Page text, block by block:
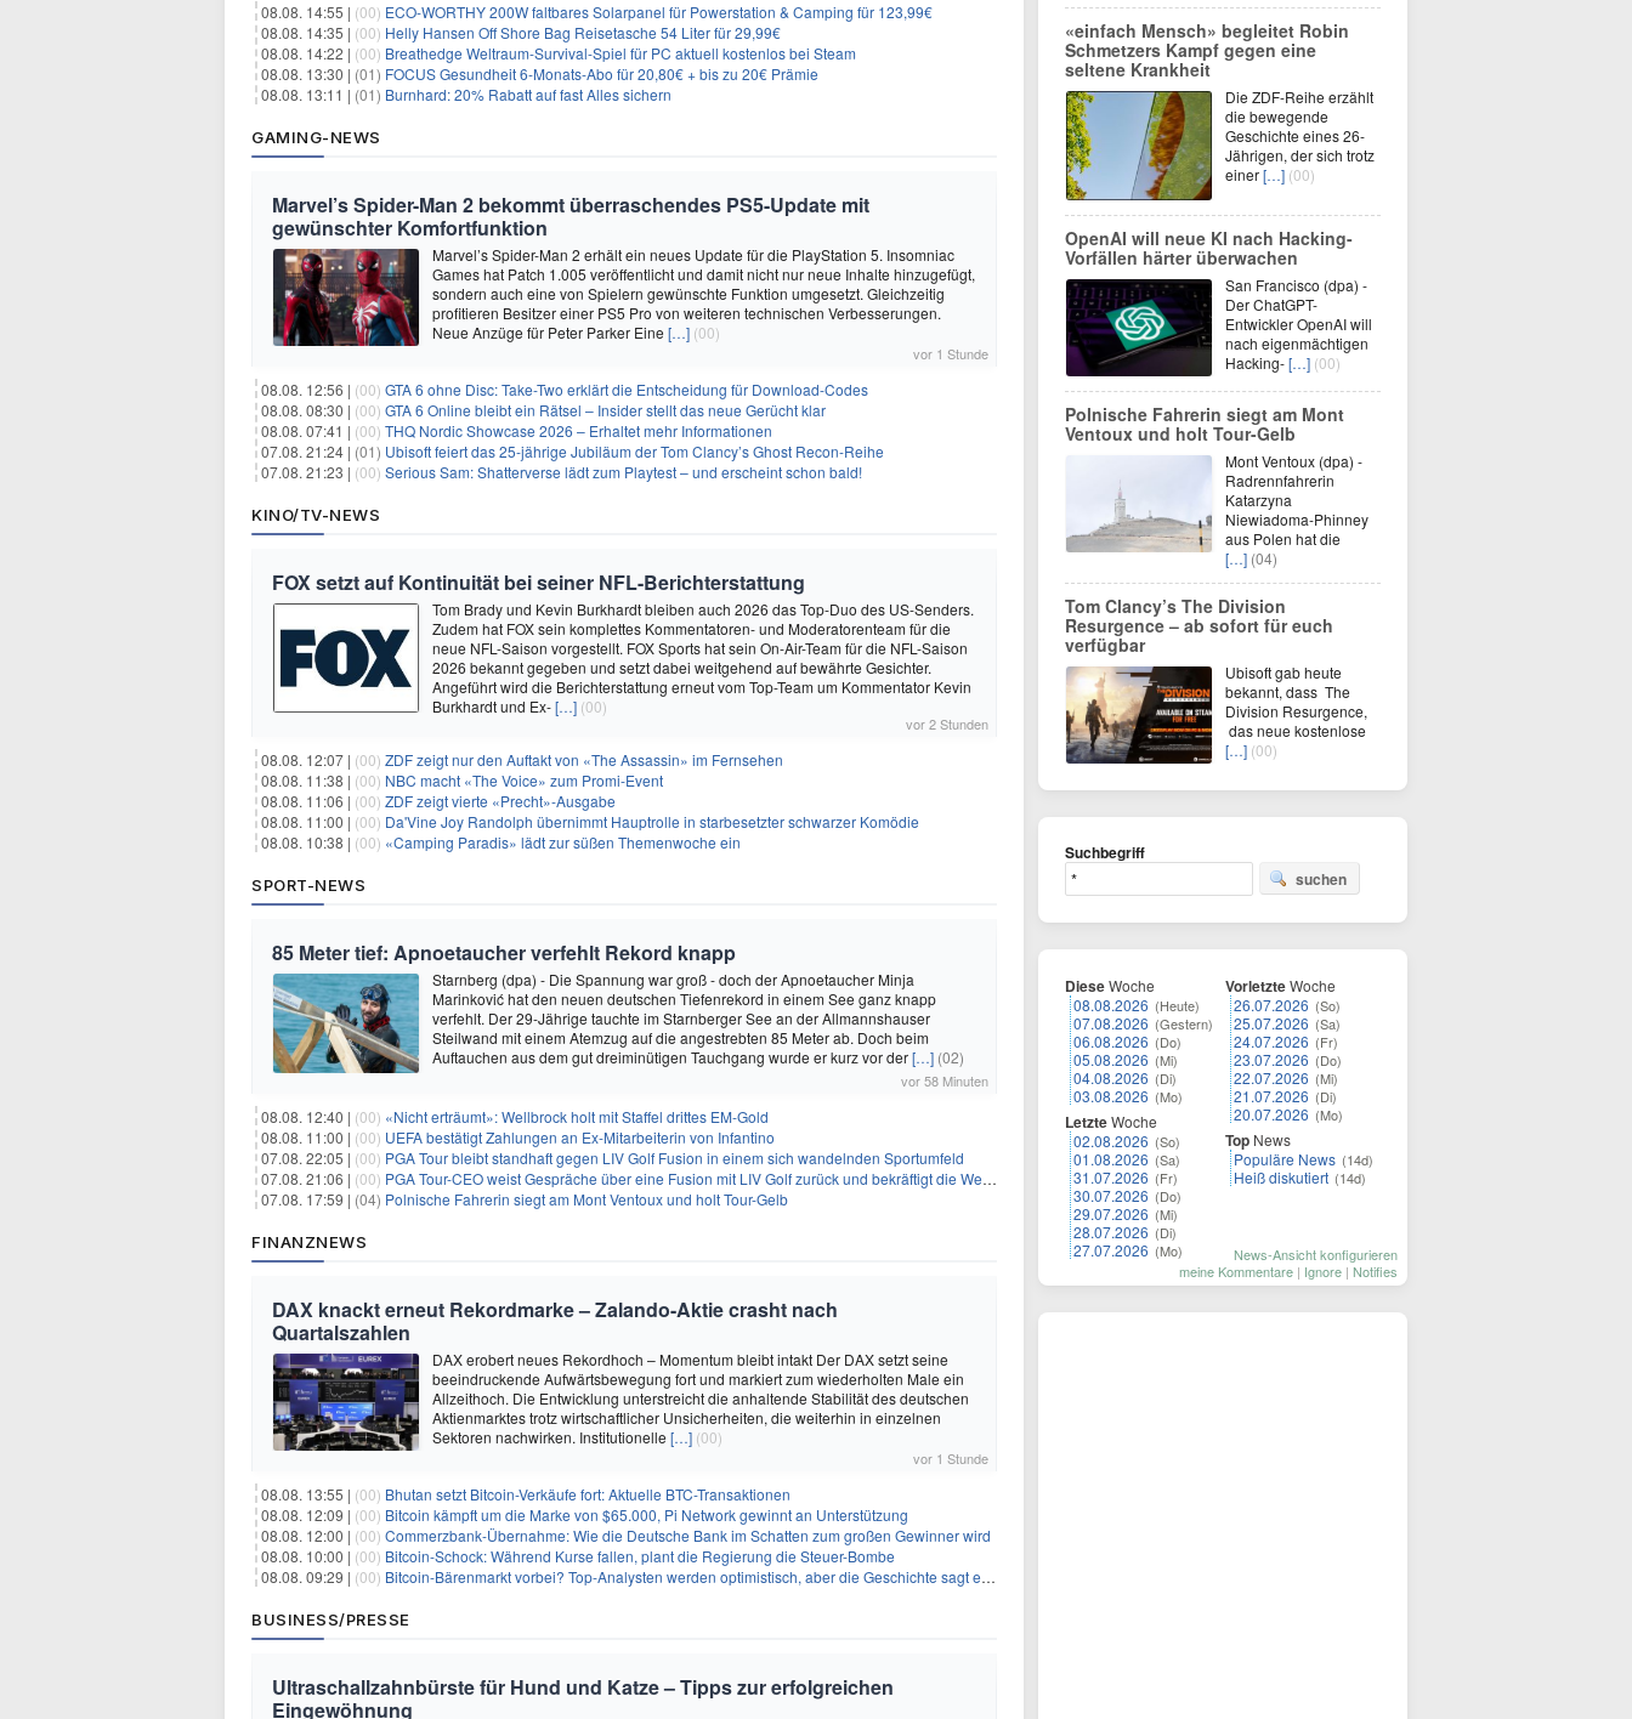
08.08. 14:55 | (00) ECO-WORTHY 200W faltbares Solarpanel für Powerstation & Camping für 123,99€
08.08. 14:35 | (00) Helly Hansen Off Shore Bag Reisetasche 54 Liter für 29,99€
08.08. 14:22 | (00) Breathedge Weltraum-Survival-Spiel für PC aktuell kostenlos bei Steam
08.08. 13:30 | (01) FOCUS Gesundheit 6-Monats-Abo für 20,80€ + bis zu 20€ Prämie
08.08. 13:11 | (01) Burnhard: 20% Rabatt auf fast Alles sichern
GAMING-NEWS
Marvel’s Spider-Man 2 bekommt überraschendes PS5-Update mit
gewünschter Komfortfunktion
Marvel’s Spider-Man 2 erhält ein neues Update für die PlayStation 5. Insomniac
Games hat Patch 1.005 veröffentlicht und damit nicht nur neue Inhalte hinzugefügt,
sondern auch eine von Spielern gewünschte Funktion umgesetzt. Gleichzeitig
profitieren Besitzer einer PS5 Pro von weiteren technischen Verbesserungen.
Neue Anzüge für Peter Parker Eine […] (00)
vor 1 Stunde
08.08. 12:56 | (00) GTA 6 ohne Disc: Take-Two erklärt die Entscheidung für Download-Codes
08.08. 08:30 | (00) GTA 6 Online bleibt ein Rätsel – Insider stellt das neue Gerücht klar
08.08. 07:41 | (00) THQ Nordic Showcase 2026 – Erhaltet mehr Informationen
07.08. 21:24 | (01) Ubisoft feiert das 25-jährige Jubiläum der Tom Clancy’s Ghost Recon-Reihe
07.08. 21:23 | (00) Serious Sam: Shatterverse lädt zum Playtest – und erscheint schon bald!
KINO/TV-NEWS
FOX setzt auf Kontinuität bei seiner NFL-Berichterstattung
Tom Brady und Kevin Burkhardt bleiben auch 2026 das Top-Duo des US-Senders.
Zudem hat FOX sein komplettes Kommentatoren- und Moderatorenteam für die
neue NFL-Saison vorgestellt. FOX Sports hat sein On-Air-Team für die NFL-Saison
2026 bekannt gegeben und setzt dabei weitgehend auf bewährte Gesichter.
Angeführt wird die Berichterstattung erneut vom Top-Team um Kommentator Kevin
Burkhardt und Ex-[…] (00)
vor 2 Stunden
08.08. 12:07 | (00) ZDF zeigt nur den Auftakt von «The Assassin» im Fernsehen
08.08. 11:38 | (00) NBC macht «The Voice» zum Promi-Event
08.08. 11:06 | (00) ZDF zeigt vierte «Precht»-Ausgabe
08.08. 11:00 | (00) Da'Vine Joy Randolph übernimmt Hauptrolle in starbesetzter schwarzer Komödie
08.08. 10:38 | (00) «Camping Paradis» lädt zur süßen Themenwoche ein
SPORT-NEWS
85 Meter tief: Apnoetaucher verfehlt Rekord knapp
Starnberg (dpa) - Die Spannung war groß - doch der Apnoetaucher Minja
Marinković hat den neuen deutschen Tiefenrekord in einem See ganz knapp
verfehlt. Der 29-Jährige tauchte im Starnberger See an der Allmannshauser
Steilwand mit einem Atemzug auf die angestrebten 85 Meter ab. Doch beim
Auftauchen aus dem gut dreiminütigen Tauchgang wurde er kurz vor der[…] (02)
vor 58 Minuten
08.08. 12:40 | (00) «Nicht erträumt»: Wellbrock holt mit Staffel drittes EM-Gold
08.08. 11:00 | (00) UEFA bestätigt Zahlungen an Ex-Mitarbeiterin von Infantino
07.08. 22:05 | (00) PGA Tour bleibt standhaft gegen LIV Golf Fusion in einem sich wandelnden Sportumfeld
07.08. 21:06 | (00) PGA Tour-CEO weist Gespräche über eine Fusion mit LIV Golf zurück und bekräftigt die Wettbewerbslandschaft
07.08. 17:59 | (04) Polnische Fahrerin siegt am Mont Ventoux und holt Tour-Gelb
FINANZNEWS
DAX knackt erneut Rekordmarke – Zalando-Aktie crasht nach
Quartalszahlen
DAX erobert neues Rekordhoch – Momentum bleibt intakt Der DAX setzt seine
beeindruckende Aufwärtsbewegung fort und markiert zum wiederholten Male ein
Allzeithoch. Die Entwicklung unterstreicht die anhaltende Stabilität des deutschen
Aktienmarktes trotz wirtschaftlicher Unsicherheiten, die weiterhin in einzelnen
Sektoren nachwirken. Institutionelle […] (00)
vor 1 Stunde
08.08. 13:55 | (00) Bhutan setzt Bitcoin-Verkäufe fort: Aktuelle BTC-Transaktionen
08.08. 12:09 | (00) Bitcoin kämpft um die Marke von $65.000, Pi Network gewinnt an Unterstützung
08.08. 12:00 | (00) Commerzbank-Übernahme: Wie die Deutsche Bank im Schatten zum großen Gewinner wird
08.08. 10:00 | (00) Bitcoin-Schock: Während Kurse fallen, plant die Regierung die Steuer-Bombe
08.08. 09:29 | (00) Bitcoin-Bärenmarkt vorbei? Top-Analysten werden optimistisch, aber die Geschichte sagt etwas anderes
BUSINESS/PRESSE
Ultraschallzahnbürste für Hund und Katze – Tipps zur erfolgreichen
Eingewöhnung
«einfach Mensch» begleitet Robin
Schmetzers Kampf gegen eine
seltene Krankheit
Die ZDF-Reihe erzählt
die bewegende
Geschichte eines 26-
Jährigen, der sich trotz
einer[…] (00)
OpenAI will neue KI nach Hacking-
Vorfällen härter überwachen
San Francisco (dpa) -
Der ChatGPT-
Entwickler OpenAI will
nach eigenmächtigen
Hacking-[…] (00)
Polnische Fahrerin siegt am Mont
Ventoux und holt Tour-Gelb
Mont Ventoux (dpa) -
Radrennfahrerin
Katarzyna
Niewiadoma-Phinney
aus Polen hat die
[…] (04)
Tom Clancy’s The Division
Resurgence – ab sofort für euch
verfügbar
Ubisoft gab heute
bekannt, dass The
Division Resurgence,
das neue kostenlose
[…] (00)
Suchbegriff
suchen
DieseWoche
08.08.2026 (Heute)
07.08.2026 (Gestern)
06.08.2026 (Do)
05.08.2026 (Mi)
04.08.2026 (Di)
03.08.2026 (Mo)
LetzteWoche
02.08.2026 (So)
01.08.2026 (Sa)
31.07.2026 (Fr)
30.07.2026 (Do)
29.07.2026 (Mi)
28.07.2026 (Di)
27.07.2026 (Mo)
VorletzteWoche
26.07.2026 (So)
25.07.2026 (Sa)
24.07.2026 (Fr)
23.07.2026 (Do)
22.07.2026 (Mi)
21.07.2026 (Di)
20.07.2026 (Mo)
Top News
Populäre News (14d)
Heiß diskutiert (14d)
News-Ansicht konfigurieren
meine Kommentare | Ignore | Notifies